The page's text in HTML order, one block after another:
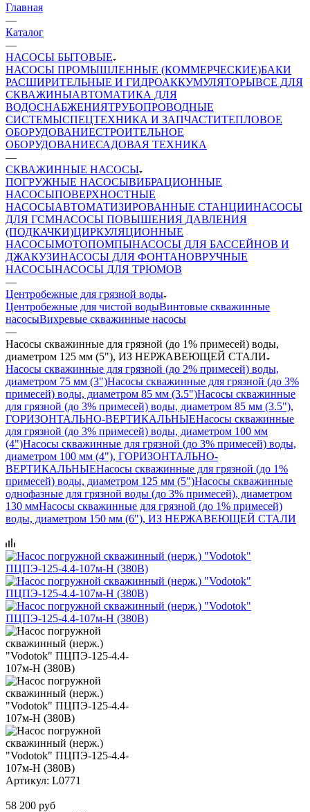
Главная
—
Каталог
—
НАСОСЫ БЫТОВЫЕ
НАСОСЫ ПРОМЫШЛЕННЫЕ (КОММЕРЧЕСКИЕ)БАКИ
РАСШИРИТЕЛЬНЫЕ И ГИДРОАККУМУЛЯТОРЫВСЕ ДЛЯ
СКВАЖИНЫАВТОМАТИКА ДЛЯ
ВОДОСНАБЖЕНИЯТРУБОПРОВОДНЫЕ
СИСТЕМЫСПЕЦТЕХНИКА И ЗАПЧАСТИТЕПЛОВОЕ
ОБОРУДОВАНИЕСТРОИТЕЛЬНОЕ
ОБОРУДОВАНИЕСАДОВАЯ ТЕХНИКА
—
СКВАЖИННЫЕ НАСОСЫ
ПОГРУЖНЫЕ НАСОСЫВИБРАЦИОННЫЕ
НАСОСЫПОВЕРХНОСТНЫЕ
НАСОСЫАВТОМАТИЗИРОВАННЫЕ СТАНЦИИНАСОСЫ
ДЛЯ ГСМНАСОСЫ ПОВЫШЕНИЯ ДАВЛЕНИЯ
(ПОДКАЧКИ)ЦИРКУЛЯЦИОННЫЕ
НАСОСЫМОТОПОМПЫНАСОСЫ ДЛЯ БАССЕЙНОВ И
ДЖАКУЗИНАСОСЫ ДЛЯ ФОНТАНОВРУЧНЫЕ
НАСОСЫНАСОСЫ ДЛЯ ТРЮМОВ
—
Центробежные для грязной воды
Центробежные для чистой водыВинтовые скважинные
насосыВихревые скважинные насосы
—
Насосы скважинные для грязной (до 1% примесей) воды,
диаметром 125 мм (5"), ИЗ НЕРЖАВЕЮЩЕЙ СТАЛИ
Насосы скважинные для грязной (до 2% примесей) воды,
диаметром 75 мм (3")Насосы скважинные для грязной (до 3%
примесей) воды, диаметром 85 мм (3.5")Насосы скважинные
для грязной (до 3% примесей) воды, диаметром 85 мм (3.5"),
ГОРИЗОНТАЛЬНО-ВЕРТИКАЛЬНЫЕНасосы скважинные
для грязной (до 3% примесей) воды, диаметром 100 мм
(4")Насосы скважинные для грязной (до 3% примесей) воды,
диаметром 100 мм (4"), ГОРИЗОНТАЛЬНО-
ВЕРТИКАЛЬНЫЕНасосы скважинные для грязной (до 1%
примесей) воды, диаметром 125 мм (5")Насосы скважинные
однофазные для грязной воды (до 3% примесей), диаметром
130 ммНасосы скважинные для грязной (до 1% примесей)
воды, диаметром 150 мм (6"), ИЗ НЕРЖАВЕЮЩЕЙ СТАЛИ
Артикул: L0771
58 200 руб